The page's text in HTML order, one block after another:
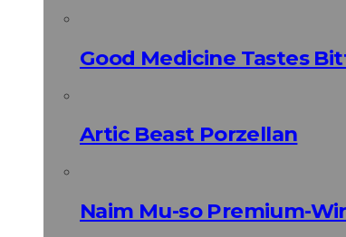
Good Medicine Tastes
Artic Beast Porzellan
Naim Mu-so Premium-